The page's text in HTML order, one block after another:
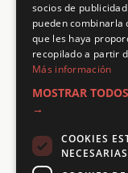
socios de
pueden
que les haya
recopilado a partir
Más información
MOSTRAR
→
COOKIES
NECESARIAS